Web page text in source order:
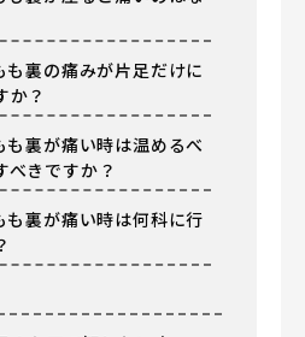
も裏の痛みが片足だけに
か？
も裏が痛い時は温めるべ
べきですか？
も裏が痛い時は何科に行